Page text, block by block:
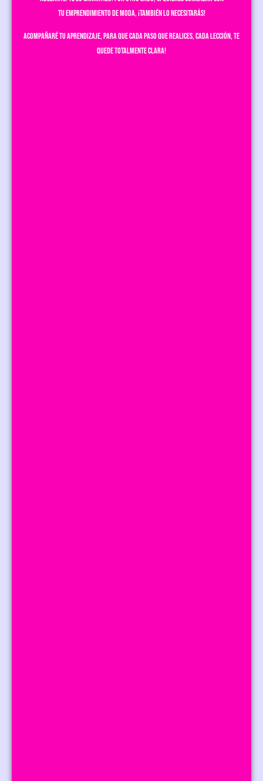
tu emprendimiento de moda, ¡también lo necesitarás!
Acompañaré tu aprendizaje, para que cada paso que realices, cada lección, te
quede totalmente clara!